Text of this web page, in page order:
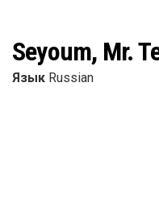
Seyoum, Mr.
Язык Russian